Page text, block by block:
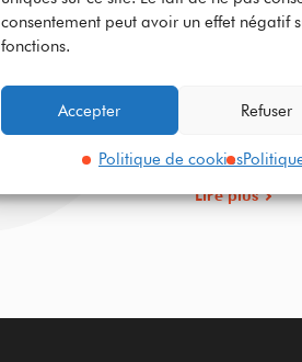
consentement peut avoir un effet négatif
fonctions.
Accepter Refuser
Politique de cookies
CAMIF
Comment
CAMIF à
INTERVIEW –
de CAMIF,
d’intérieur en
Lire plus